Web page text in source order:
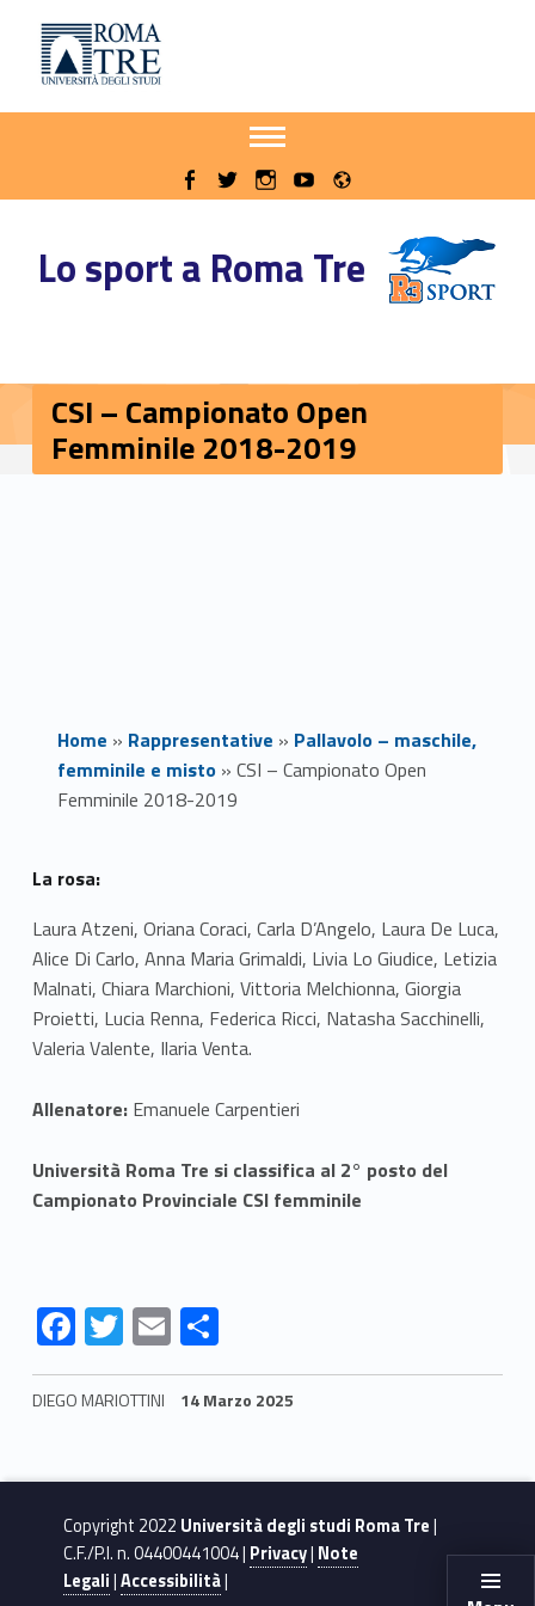
CSI - Campionato Open Femminile 2018-2019 - Sito delle iniziative sportive di Roma Tre
Lo sport a Roma Tre
Apri il menu secondario
WebMan on Facebook
WebMan on TwitterWebMan on Instagram
WebMan on Youtube
CSI – Campionato Open
Femminile 2018-2019
Home » Rappresentative » Pallavolo – maschile,
femminile e misto» CSI – Campionato Open
Femminile 2018-2019
C
S
I
–
C
a
m
p
o
n
a
La rosa:
Laura Atzeni, Oriana Coraci, Carla D’Angelo, Laura De Luca,
Alice Di Carlo, Anna Maria Grimaldi, Livia Lo Giudice, Letizia
Malnati, Chiara Marchioni, Vittoria Melchionna, Giorgia
Proietti, Lucia Renna, Federica Ricci, Natasha Sacchinelli,
Valeria Valente, Ilaria Venta.
Allenatore:Emanuele Carpentieri
Università Roma Tre si classifica al 2° posto del
Campionato Provinciale CSI femminile
F
ac
e
o
o
k
T
w
itt
E
m
ai
S
h
ar
DIEGO MARIOTTINI 14 Marzo 2025
Copyright 2022 Università degli studi Roma Tre|
C.F./P.I. n. 04400441004 | Privacy| Note
Legali|Accessibilità|